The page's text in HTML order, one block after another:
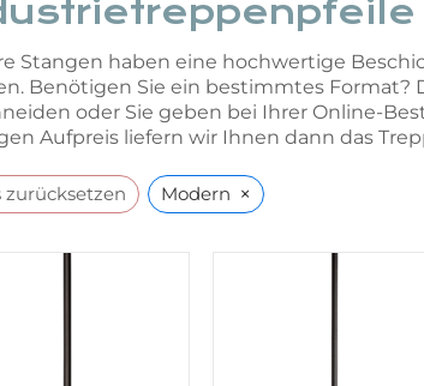
Stangen haben eine hochwertige
Benötigen Sie ein bestimmtes Format?
oder Sie geben bei Ihrer Online-
Aufpreis liefern wir Ihnen dann das
zurücksetzen Modern ×